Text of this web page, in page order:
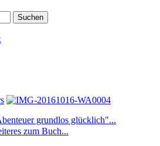
grundlos glücklich"...
zum Buch...